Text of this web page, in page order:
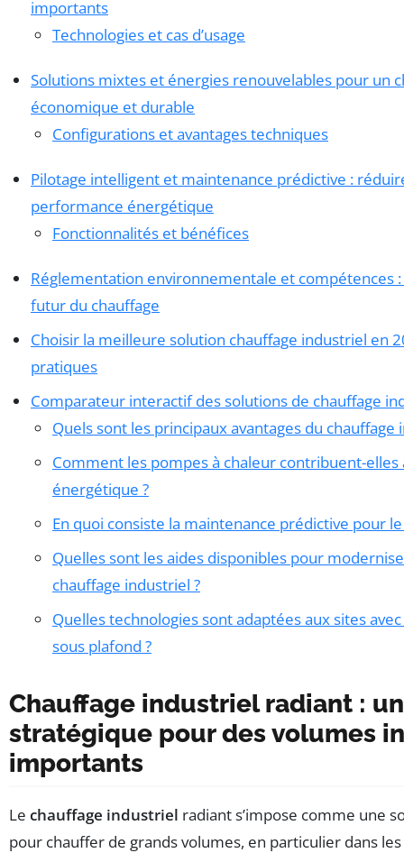
importants
Technologies et cas d’usage
Solutions mixtes et énergies renouvelables pour un
économique et durable
Configurations et avantages techniques
Pilotage intelligent et maintenance prédictive :
performance énergétique
Fonctionnalités et bénéfices
Réglementation environnementale et compétences
futur du chauffage
Choisir la meilleure solution chauffage industriel en
pratiques
Comparateur interactif des solutions de chauffage
Quels sont les principaux avantages du chauffage
Comment les pompes à chaleur contribuent-elles
énergétique ?
En quoi consiste la maintenance prédictive pour
Quelles sont les aides disponibles pour
chauffage industriel ?
Quelles technologies sont adaptées aux sites
sous plafond ?
Chauffage industriel radiant :
stratégique pour des volumes
importants
Le chauffage industriel radiant s’impose comme une
pour chauffer de grands volumes, en particulier dans